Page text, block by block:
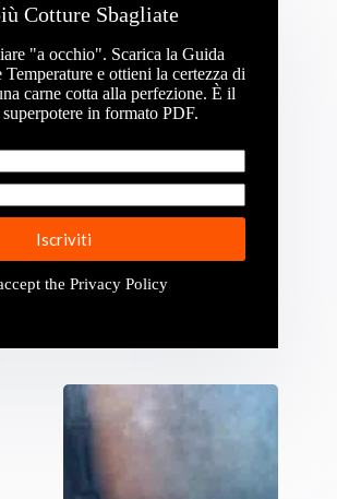
Cotture Sbagliate
"a occhio". Scarica la Guida
Temperature e ottieni la certezza di
carne cotta alla perfezione. È il
in formato PDF.
Iscriviti
the Privacy Policy